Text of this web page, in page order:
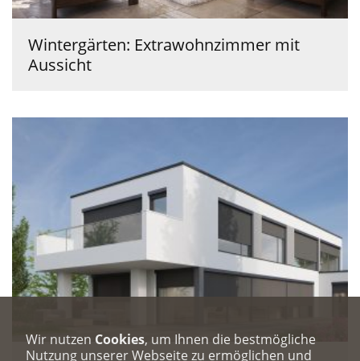
Wintergärten: Extrawohnzimmer mit
Aussicht
Wir nutzen Cookies, um Ihnen die bestmögliche
Nutzung unserer Webseite zu ermöglichen und